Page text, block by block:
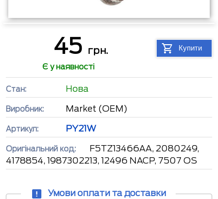
45 грн. Купити
Є у наявності
Стан: Нова
Виробник: Market (OEM)
Артикул: PY21W
Оригінальний код:
F5TZ13466AA, 2080249,
4178854, 1987302213, 12496 NACP, 7507 OS
Умови оплати та доставки